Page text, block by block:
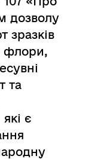
дозволу
зразків
флори,
та
є